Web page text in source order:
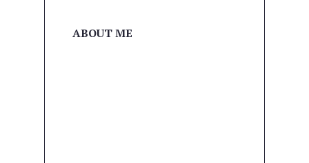
ABOUT ME